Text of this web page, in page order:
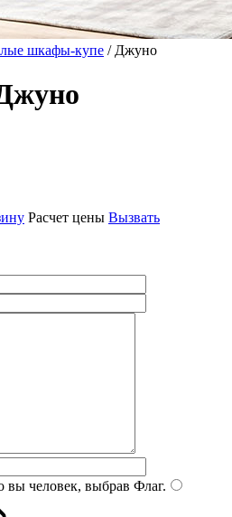
шкафы-купе / Джуно
Расчет цены Вызвать
вы человек, выбрав Флаг.